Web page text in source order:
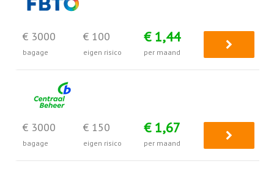
€ 3000
bagage
€ 100
eigen risico
€ 1,44
per maand
€ 3000
bagage
€ 150
eigen risico
€ 1,67
per maand